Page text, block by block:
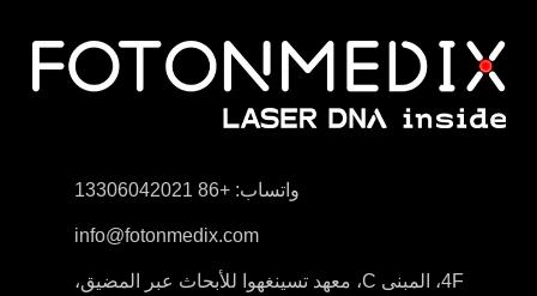
واتساب: +86 13306042021
info@fotonmedix.com
4F، المبنى C، معهد تسينغهوا للأبحاث عبر المضيق،